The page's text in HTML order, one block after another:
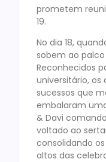
prometem
19.
No dia 18,
sobem ao palco
Reconhecidos
universitário,
sucessos que
embalaram
& Davi
voltado ao
consolidando
altos das